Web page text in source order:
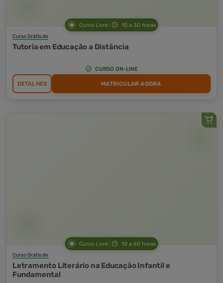
Curso Livre 10 a 30 horas
Curso Grátis de
Tutoria em Educação a Distância
CURSO ON-LINE
DETALHES MATRICULAR AGORA
Curso Livre 10 a 60 horas
Curso Grátis de
Letramento Literário na Educação Infantil e
Fundamental